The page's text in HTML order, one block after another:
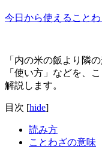
今日から使えること
「内の米の飯より隣
「使い方」などを、
解説します。
目次 [hide]
読み方
ことわざの意味